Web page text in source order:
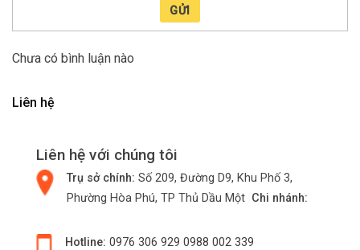
GỬI
Chưa có bình luận nào
Liên hệ
Liên hệ với chúng tôi
Trụ sở chính: Số 209, Đường D9, Khu Phố 3,
Phường Hòa Phú, TP Thủ Dầu Một Chi nhánh:
Hotline: 0976 306 929 0988 002 339